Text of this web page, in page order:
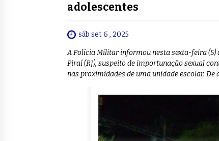
adolescentes
sáb set 6 , 2025
A Polícia Militar informou nesta sexta-feira (5)
Piraí (RJ), suspeito de importunação sexual
nas proximidades de uma unidade escolar.